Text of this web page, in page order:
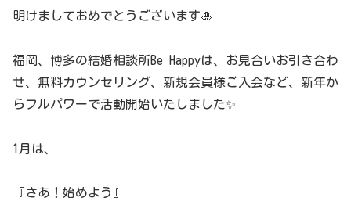
明けましておめでとうございます🎍
福岡、博多の結婚相談所Be Happyは、お見合いお引き合わ
せ、無料カウンセリング、新規会員様ご入会など、新年か
らフルパワーで活動開始いたしました✨
1月は、
『さあ！始めよう』